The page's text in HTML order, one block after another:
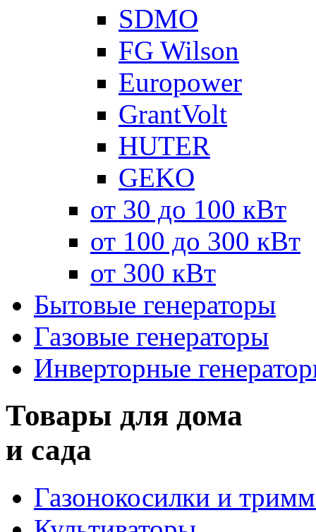
SDMO
FG Wilson
Europower
GrantVolt
HUTER
GEKO
от 30 до 100 кВт
от 100 до 300 кВт
от 300 кВт
Бытовые генераторы
Газовые генераторы
Инверторные
Товары для дома
и сада
Газонокосилки и